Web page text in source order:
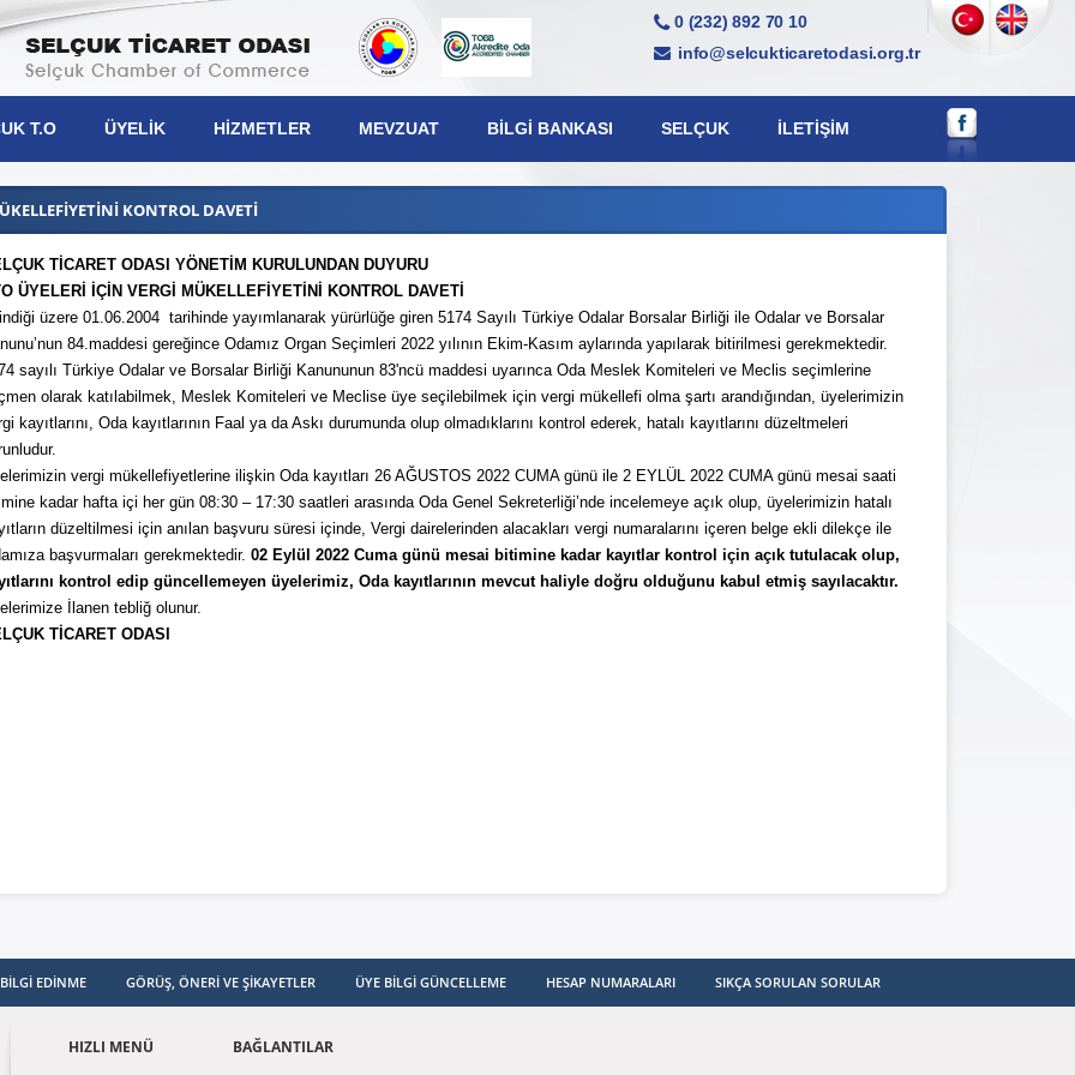
0 (232) 892 70 10
info@selcukticaretodasi.org.tr
T.O
Komiteleri
Üyeleri
Kurulu
Kurulu
ÜYELIK HIZMETLER MEVZUAT BILGI BANKASI SELÇUK İLETIŞIM
KONTROL DAVETİ
TİCARET ODASI YÖNETİM KURULUNDAN DUYURU
ÜYELERİ İÇİN VERGİ MÜKELLEFİYETİNİ KONTROL DAVETİ
üzere 01.06.2004 tarihinde yayımlanarak yürürlüğe giren 5174 Sayılı Türkiye Odalar Borsalar Birliği ile Odalar ve Borsalar
84.maddesi gereğince Odamız Organ Seçimleri 2022 yılının Ekim-Kasım aylarında yapılarak bitirilmesi gerekmektedir.
sayılı Türkiye Odalar ve Borsalar Birliği Kanununun 83'ncü maddesi uyarınca Oda Meslek Komiteleri ve Meclis seçimlerine
olarak katılabilmek, Meslek Komiteleri ve Meclise üye seçilebilmek için vergi mükellefi olma şartı arandığından, üyelerimizin
kayıtlarını, Oda kayıtlarının Faal ya da Askı durumunda olup olmadıklarını kontrol ederek, hatalı kayıtlarını düzeltmeleri
vergi mükellefiyetlerine ilişkin Oda kayıtları 26 AĞUSTOS 2022 CUMA günü ile 2 EYLÜL 2022 CUMA günü mesai saati
kadar hafta içi her gün 08:30 – 17:30 saatleri arasında Oda Genel Sekreterliği’nde incelemeye açık olup, üyelerimizin hatalı
düzeltilmesi için anılan başvuru süresi içinde, Vergi dairelerinden alacakları vergi numaralarını içeren belge ekli dilekçe ile
başvurmaları gerekmektedir. 02 Eylül 2022 Cuma günü mesai bitimine kadar kayıtlar kontrol için açık tutulacak olup,
kontrol edip güncellemeyen üyelerimiz, Oda kayıtlarının mevcut haliyle doğru olduğunu kabul etmiş sayılacaktır.
İlanen tebliğ olunur.
TİCARET ODASI
BILGI EDINME GÖRÜŞ, ÖNERI VE ŞIKAYETLER ÜYE BILGI GÜNCELLEME HESAP NUMARALARI SIKÇA SORULAN SORULAR
HIZLI MENÜ BAĞLANTILAR